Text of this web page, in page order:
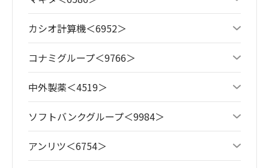
カシオ計算機＜6952＞
コナミグループ＜9766＞
中外製薬＜4519＞
ソフトバンクグループ＜9984＞
アンリツ＜6754＞